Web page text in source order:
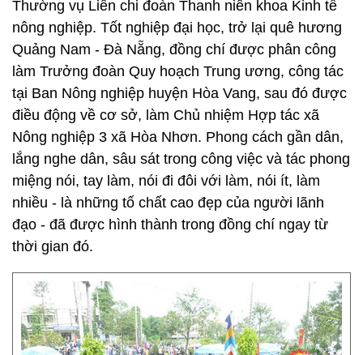
Thường vụ Liên chi đoàn Thanh niên khoa Kinh tế
nông nghiệp. Tốt nghiệp đại học, trở lại quê hương
Quảng Nam - Đà Nẵng, đồng chí được phân công
làm Trưởng đoàn Quy hoạch Trung ương, công tác
tại Ban Nông nghiệp huyện Hòa Vang, sau đó được
điều động về cơ sở, làm Chủ nhiệm Hợp tác xã
Nông nghiệp 3 xã Hòa Nhơn. Phong cách gần dân,
lắng nghe dân, sâu sát trong công việc và tác phong
miệng nói, tay làm, nói đi đôi với làm, nói ít, làm
nhiều - là những tố chất cao đẹp của người lãnh
đạo - đã được hình thành trong đồng chí ngay từ
thời gian đó.